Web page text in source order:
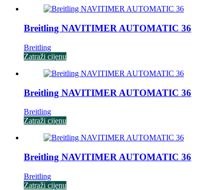
Breitling NAVITIMER AUTOMATIC 36
Breitling
Zatraži cijenu
Breitling NAVITIMER AUTOMATIC 36
Breitling
Zatraži cijenu
Breitling NAVITIMER AUTOMATIC 36
Breitling
Zatraži cijenu